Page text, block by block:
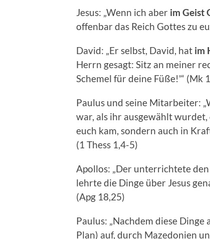
Jesus: „Wenn ich aber im Geist
offenbar das Reich Gottes zu
David: „Er selbst, David, hat im
Herrn gesagt: Sitz an meiner
Schemel für deine Füße!'“ (Mk
Paulus und seine Mitarbeiter:
war, als ihr ausgewählt
euch kam, sondern auch in
(1 Thess 1,4-5)
Apollos: „Der unterrichtete
lehrte die Dinge über Jesus
(Apg 18,25)
Paulus: „Nachdem diese
Plan) auf, durch Mazedonien